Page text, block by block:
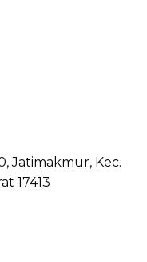
Jatimakmur, Kec.
17413